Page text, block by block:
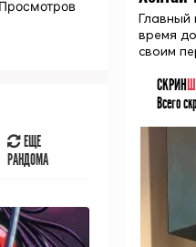
Главный
время
своим
СКРИН
Всего
РАНДОМА
Просмотров
ЕЩЕ
РАНДОМА